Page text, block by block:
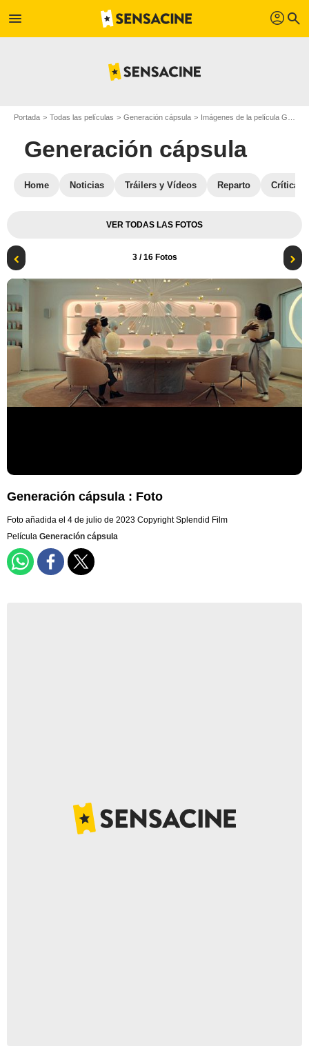
menu profil search
Portada Todas las películas Generación cápsula Imágenes de la película Generación cápsula
Generación cápsula
Home Noticias Tráilers y Vídeos Reparto Críticas
VER TODAS LAS FOTOS
3/ 16 Fotos
Generación cápsula : Foto
Foto añadida el 4 de julio de 2023 Copyright Splendid Film
Película Generación cápsula